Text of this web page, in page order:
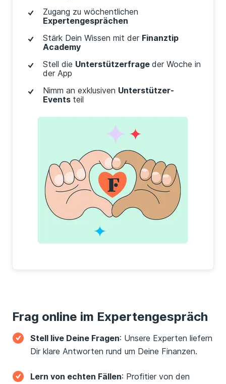
Zugang zu wöchentlichen
Expertengesprächen
Stärk Dein Wissen mit der Finanztip
Academy
Stell die Unterstützerfrage der Woche in
der App
Nimm an exklusiven Unterstützer-
Events teil
Frag online im Expertengespräch
Stell live Deine Fragen: Unsere Experten liefern
Dir klare Antworten rund um Deine Finanzen.
Lern von echten Fällen: Profitier von den